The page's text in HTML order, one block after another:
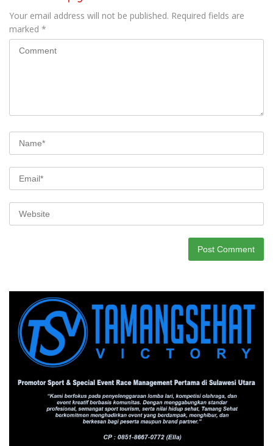
Your email address will not be published. Required fields are
marked *